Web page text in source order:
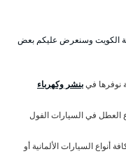
الكويت وسنعرض عليكم بعض
نوفرها فيبنشر وكهرباء
العطل في السيارات الفول
السيارات الألمانية أو